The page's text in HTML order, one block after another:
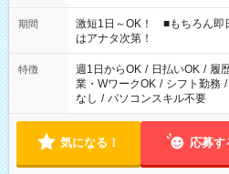
期間
激短1日～OK！ ■もちろん
はアナタ次第！
特徴 週1日からOK / 日払いOK / 履
業・WワークOK / シフト勤務 /
なし / パソコンスキル不要
気になる！ 応募す